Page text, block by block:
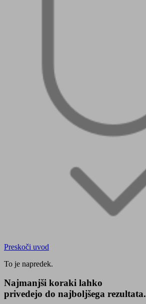
Preskoči uvod
To je napredek.
Najmanjši koraki lahko
privedejo do najboljšega rezultata.